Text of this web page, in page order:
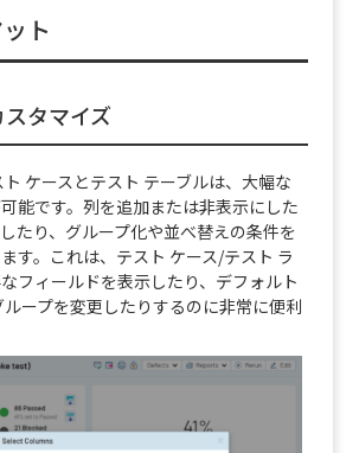
ト
タマイズ
ケースとテスト テーブルは、大幅な
能です。列を追加または非表示にした
たり、グループ化や並べ替えの条件を
す。これは、テスト ケース/テスト ラ
フィールドを表示したり、デフォルト
ープを変更したりするのに非常に便利